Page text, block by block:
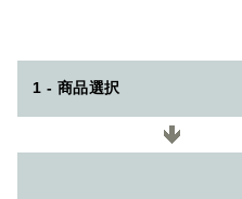
1 - 商品選択